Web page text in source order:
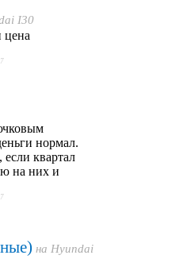
I30
цена
нормал.
квартал
на них и
на Hyundai